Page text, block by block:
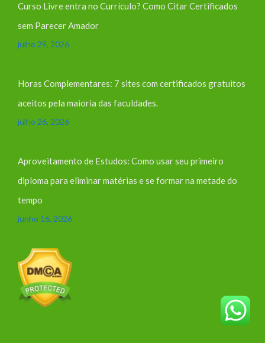
Curso Livre entra no Currículo? Como Citar Certificados
sem Parecer Amador
julho 29, 2026
Horas Complementares: 7 sites com certificados gratuitos
aceitos pela maioria das faculdades.
julho 26, 2026
Aproveitamento de Estudos: Como usar seu primeiro
diploma para eliminar matérias e se formar na metade do
tempo
junho 16, 2026